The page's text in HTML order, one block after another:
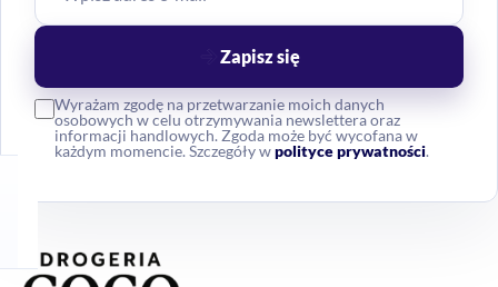
Wyrażam zgodę na przetwarzanie moich danych
osobowych w celu otrzymywania newslettera oraz
informacji handlowych. Zgoda może być wycofana w
każdym momencie. Szczegóły wpolityce prywatności.
Zapisz się